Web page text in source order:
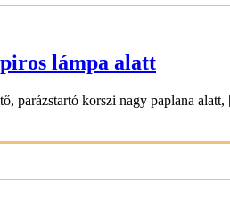
lámpa alatt
parázstartó korszi nagy paplana alatt,